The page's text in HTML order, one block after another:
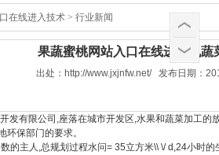
在线进入技术 > 行业新闻
果蔬蜜桃网站入口在线进入机蔬
出处：http://www.jxjnfw.net/ 发布日期
发有限公司,座落在城市开发区,水果和蔬菜加工的
保部门的要求。
参数的主人,总规划过程水问= 35立方米\\ \/ d,24小时